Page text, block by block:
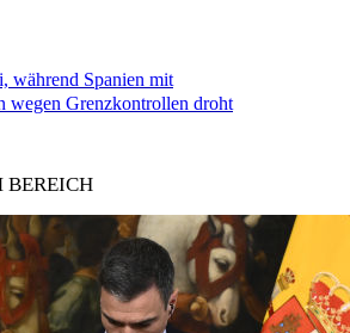
während Spanien mit
wegen Grenzkontrollen droht
BEREICH